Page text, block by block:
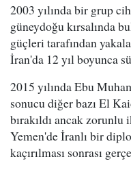
2003 yılında bir grup
güneydoğu kırsalında
güçleri tarafından
İran'da 12 yıl boyunca
2015 yılında Ebu
sonucu diğer bazı El
bırakıldı ancak
Yemen'de İranlı bir
kaçırılması sonrası